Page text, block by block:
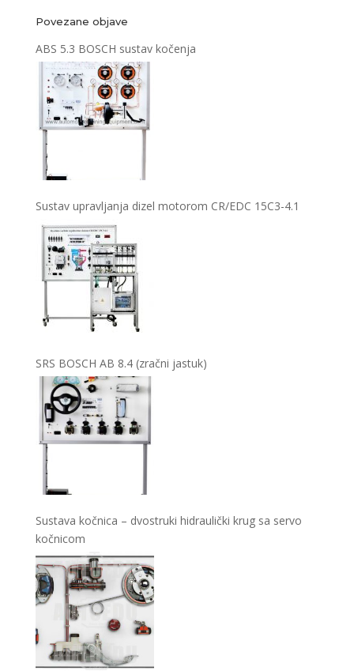
Povezane objave
ABS 5.3 BOSCH sustav kočenja
Sustav upravljanja dizel motorom CR/EDC 15C3-4.1
SRS BOSCH AB 8.4 (zračni jastuk)
Sustava kočnica – dvostruki hidraulički krug sa servo
kočnicom